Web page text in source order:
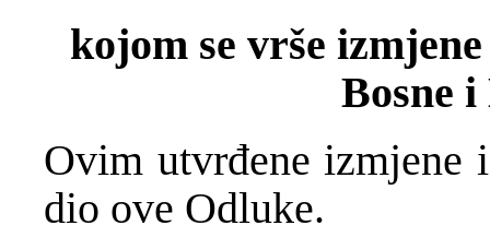
kojom se vrše
Bosne
Ovim utvrđene izmjene
dio ove Odluke.